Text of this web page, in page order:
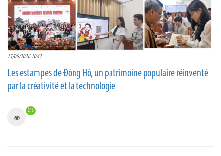
15/06/2026 10:42
Les estampes de Đông Hô, un patrimoine populaire réinventé
par la créativité et la technologie
216